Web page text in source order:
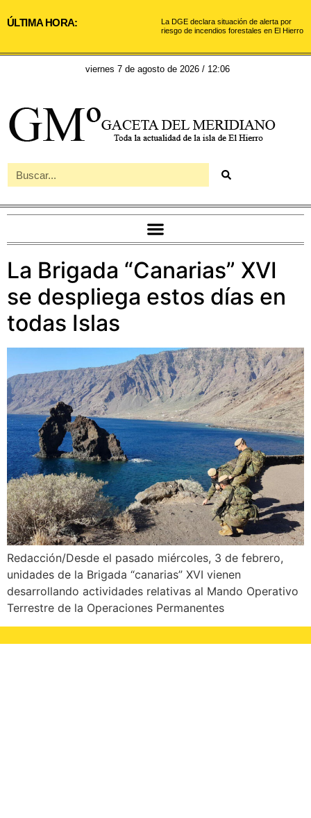
ÚLTIMA HORA:
La DGE declara situación de alerta por
riesgo de incendios forestales en El Hierro
viernes 7 de agosto de 2026 / 12:06
La Brigada “Canarias” XVI
se despliega estos días en
todas Islas
Redacción/Desde el pasado miércoles, 3 de febrero,
unidades de la Brigada “canarias” XVI vienen
desarrollando actividades relativas al Mando Operativo
Terrestre de la Operaciones Permanentes